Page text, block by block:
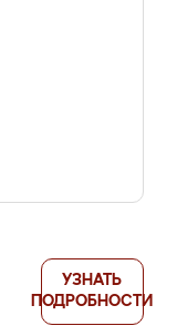
УЗНАТЬ
ПОДРОБНОСТИ